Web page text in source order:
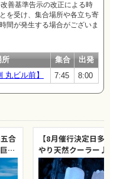
善基準告示の改正による時
を受け、集合場所や各立ち寄
間が発生する場合がございま
所 集合
出発
丸ビル前】 7:45 8:00
合
峰
【8月催行決定日多数
やり天然クーラー♪神
「鳴沢氷穴」探検＆桔
＆巨峰狩り食べ放題